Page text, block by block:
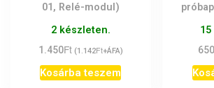
01, Relé-modul)
2 készleten.
1.450Ft (1.142Ft+ÁFA)
Kosárba teszem
650